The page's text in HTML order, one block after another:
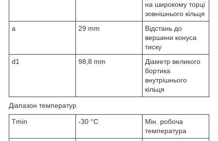
на широкому торці
зовнішнього кільця
a
29 mm
Відстань до
вершини конуса
тиску
d1 98,8 mm
Діаметр великого
бортика
внутрішнього
кільця
Діапазон температур
Tmin -30 °C
Мін. робоча
температура